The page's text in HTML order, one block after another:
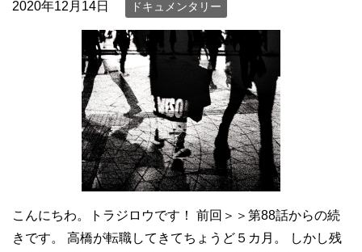
2020年12月14日 ドキュメンタリー
こんにちわ。トラジロウです！ 前回＞＞第88話からの続
きです。 高橋が転職してきてちょうど５カ月。 しかし残